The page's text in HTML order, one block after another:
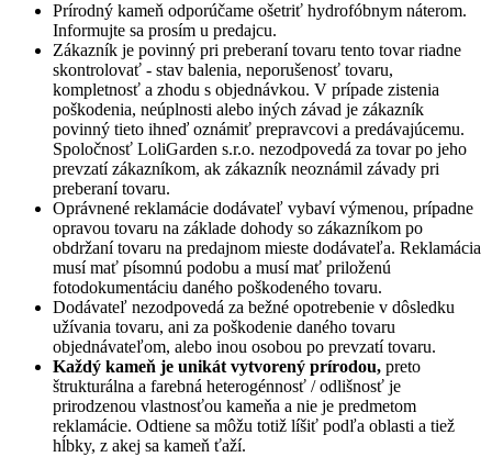
Prírodný kameň odporúčame ošetriť hydrofóbnym náterom.
Informujte sa prosím u predajcu.
Zákazník je povinný pri preberaní tovaru tento tovar riadne
skontrolovať - stav balenia, neporušenosť tovaru,
kompletnosť a zhodu s objednávkou. V prípade zistenia
poškodenia, neúplnosti alebo iných závad je zákazník
povinný tieto ihneď oznámiť prepravcovi a predávajúcemu.
Spoločnosť LoliGarden s.r.o. nezodpovedá za tovar po jeho
prevzatí zákazníkom, ak zákazník neoznámil závady pri
preberaní tovaru.
Oprávnené reklamácie dodávateľ vybaví výmenou, prípadne
opravou tovaru na základe dohody so zákazníkom po
obdržaní tovaru na predajnom mieste dodávateľa. Reklamácia
musí mať písomnú podobu a musí mať priloženú
fotodokumentáciu daného poškodeného tovaru.
Dodávateľ nezodpovedá za bežné opotrebenie v dôsledku
užívania tovaru, ani za poškodenie daného tovaru
objednávateľom, alebo inou osobou po prevzatí tovaru.
Každý kameň je unikát vytvorený prírodou, preto
štrukturálna a farebná heterogénnosť / odlišnosť je
prirodzenou vlastnosťou kameňa a nie je predmetom
reklamácie. Odtiene sa môžu totiž líšiť podľa oblasti a tiež
hĺbky, z akej sa kameň ťaží.